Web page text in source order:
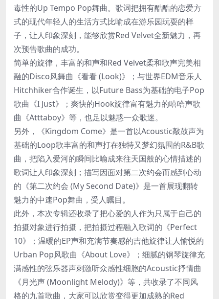
毒性的Up Tempo Pop舞曲。歌词把拥有酷酷的恋爱方
式的现代年轻人的生活方式比喻成在游乐园玩耍的样
子，让人印象深刻，能够欣赏Red Velvet全新魅力，再
次预告歌曲的成功。
简单的旋律，丰富的和声和Red Velvet柔和歌声完美相
融的Disco风舞曲《看看 (Look)》；与世界EDM音乐人
Hitchhiker合作诞生，以Future Bass为基础的电子Pop
歌曲《I Just》；爽快的Hook旋律富有魅力的嘻哈声歌
曲《Atttaboy》等，也足以魅惑一众歌迷。
另外，《Kingdom Come》是一首以Acoustic敲鼓声为
基础的Loop歌丰富的和声打在独特又梦幻氛围的R&B歌
曲，把陷入爱河的瞬间比喻成来往天国般的心情描述的
歌词让人印象深刻；描写因面对第二次约会而感到心动
的《第二次约会 (My Second Date)》是一首展现翻转
魅力的中速Pop舞曲，受人瞩目。
此外，本次专辑还收录了把心爱的人作为只属于自己的
拍摄对象进行拍摄，把拍摄过程融入歌词的《Perfect
10》；温暖的EP声和充满节奏感的吉他旋律让人愉悦的
Urban Pop风歌曲《About Love》；细腻的钢琴旋律充
满感性的弦乐器声刺激听众感性细胞的Acoustic抒情曲
《月光声 (Moonlight Melody)》等，共收录了不同风
格的九首歌曲，大家可以欣赏变得更加成熟的Red